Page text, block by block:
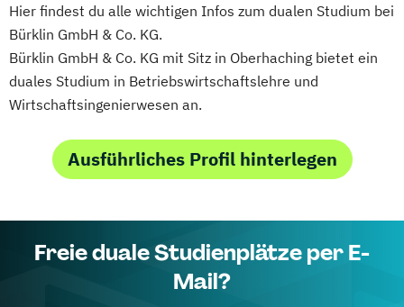
Hier findest du alle wichtigen Infos zum dualen Studium bei
Bürklin GmbH & Co. KG.
Bürklin GmbH & Co. KG mit Sitz in Oberhaching bietet ein
duales Studium in Betriebswirtschaftslehre und
Wirtschaftsingenierwesen an.
Ausführliches Profil hinterlegen
Freie duale Studienplätze per E-
Mail?